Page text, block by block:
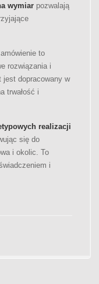
wymiar pozwalają
to
rozwiązania i
jest dopracowany w
trwałość i
realizacji
się do
i okolic. To
i